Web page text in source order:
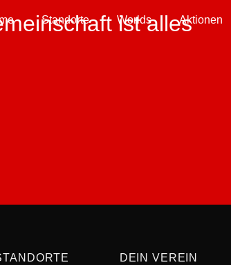
Standorte Worlds Aktionen
ist alles
DEIN VEREIN